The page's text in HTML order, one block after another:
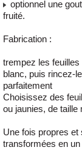
optionnel une
fruité.
Fabrication :
trempez les feuilles
blanc, puis rincez-
parfaitement
Choisissez des
ou jaunies, de taille
Une fois propres
transformées en